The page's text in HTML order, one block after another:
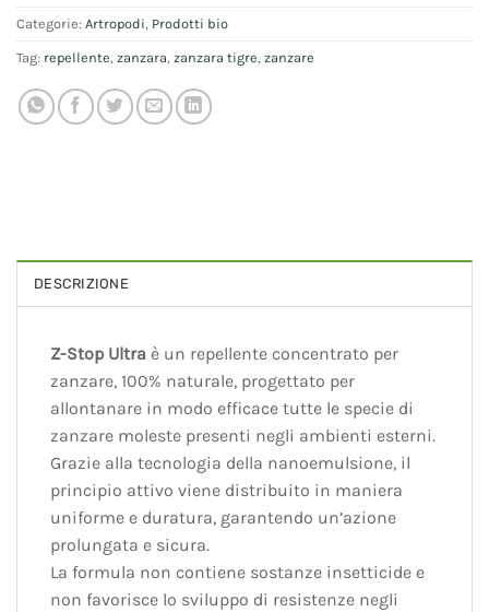
Categorie: Artropodi Prodotti bio
Tag: repellente zanzara zanzara tigre zanzare
DESCRIZIONE
Z-Stop Ultra è un repellente concentrato per
zanzare, 100% naturale, progettato per
allontanare in modo efficace tutte le specie di
zanzare moleste presenti negli ambienti esterni.
Grazie alla tecnologia della nanoemulsione, il
principio attivo viene distribuito in maniera
uniforme e duratura, garantendo un’azione
prolungata e sicura.
La formula non contiene sostanze insetticide e
non favorisce lo sviluppo di resistenze negli